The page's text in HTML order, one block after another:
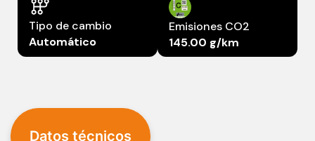
Tipo de cambio
Automático
Emisiones CO2
145.00 g/km
Datos técnicos